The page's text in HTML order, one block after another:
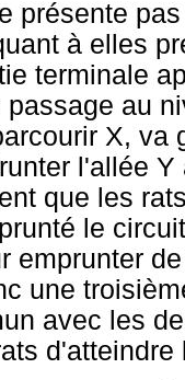
présente
à elles
terminale
passage au
X,
l'allée
que les
le
emprunter
une
avec les